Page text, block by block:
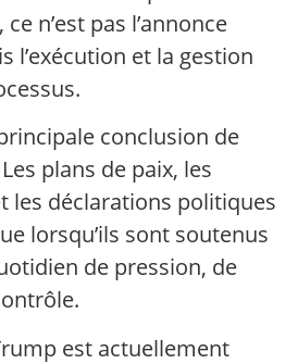
n’est pas l’annonce
l’exécution et la gestion
conclusion de
plans de paix, les
les déclarations politiques
lorsqu’ils sont soutenus
de pression, de
est actuellement